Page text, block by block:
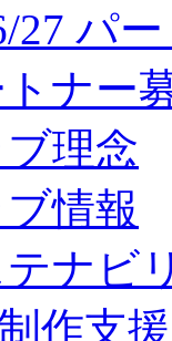
27 パ
ナー
理念
情報
ナビ
作支援